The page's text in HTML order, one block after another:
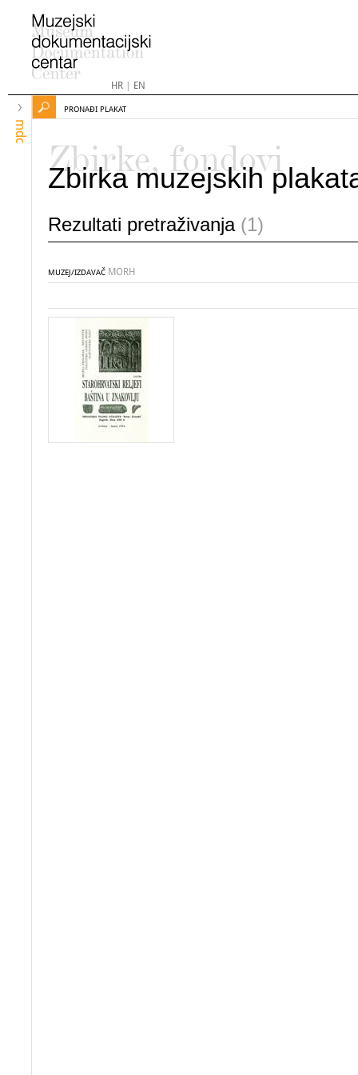
HR| EN
mdc
PRONAĐI PLAKAT
Zbirke, fondovi
Zbirka muzejskih
Rezultati pretraživanja (1)
MUZEJ/IZDAVAČ MORH